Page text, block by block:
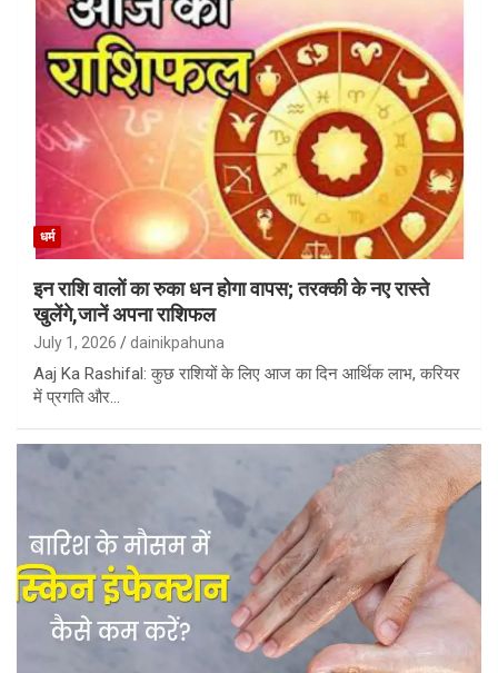
धर्म
इन राशि वालों का रुका धन होगा वापस; तरक्की के नए रास्ते
खुलेंगे,जानें अपना राशिफल
July 1, 2026 dainikpahuna
Aaj Ka Rashifal: कुछ राशियों के लिए आज का दिन आर्थिक लाभ, करियर
में प्रगति और…